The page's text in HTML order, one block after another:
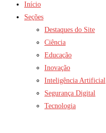
Início
Seções
Destaques do Site
Ciência
Educação
Inovação
Inteligência Artificial
Segurança Digital
Tecnologia